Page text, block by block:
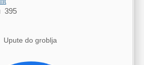
395
Upute do groblja